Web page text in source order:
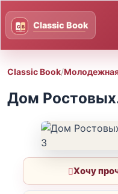
Classic Book/
Дом
Хочу